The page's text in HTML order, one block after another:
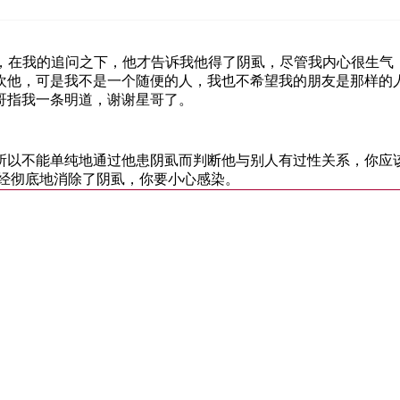
我的追问之下，他才告诉我他得了阴虱，尽管我内心很生
，可是我不是一个随便的人，我也不希望我的朋友是那样
我一条明道，谢谢星哥了。
不能单纯地通过他患阴虱而判断他与别人有过性关系，你
底地消除了阴虱，你要小心感染。